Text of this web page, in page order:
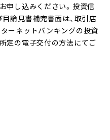
申し込みください。投資信
目論見書補完書面は、取引店
ーネットバンキングの投資
定の電子交付の方法にてご